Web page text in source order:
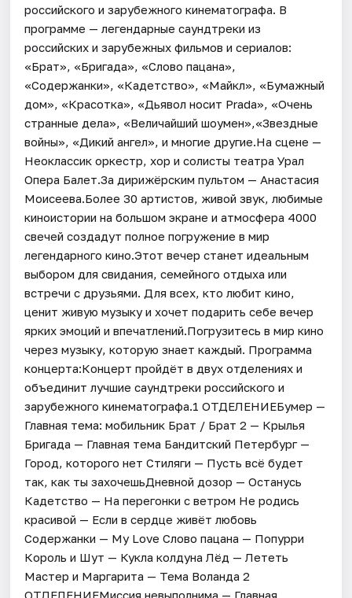
российского и зарубежного кинематографа. В
программе — легендарные саундтреки из
российских и зарубежных фильмов и сериалов:
«Брат», «Бригада», «Слово пацана»,
«Содержанки», «Кадетство», «Майкл», «Бумажный
дом», «Красотка», «Дьявол носит Prada», «Очень
странные дела», «Величайший шоумен»,«Звездные
войны», «Дикий ангел», и многие другие.На сцене —
Неоклассик оркестр, хор и солисты театра Урал
Опера Балет.За дирижёрским пультом — Анастасия
Моисеева.Более 30 артистов, живой звук, любимые
киноистории на большом экране и атмосфера 4000
свечей создадут полное погружение в мир
легендарного кино.Этот вечер станет идеальным
выбором для свидания, семейного отдыха или
встречи с друзьями. Для всех, кто любит кино,
ценит живую музыку и хочет подарить себе вечер
ярких эмоций и впечатлений.Погрузитесь в мир кино
через музыку, которую знает каждый. Программа
концерта:Концерт пройдёт в двух отделениях и
объединит лучшие саундтреки российского и
зарубежного кинематографа.1 ОТДЕЛЕНИЕБумер —
Главная тема: мобильник Брат / Брат 2 — Крылья
Бригада — Главная тема Бандитский Петербург —
Город, которого нет Стиляги — Пусть всё будет
так, как ты захочешьДневной дозор — Останусь
Кадетство — На перегонки с ветром Не родись
красивой — Если в сердце живёт любовь
Содержанки — My Love Слово пацана — Попурри
Король и Шут — Кукла колдуна Лёд — Лететь
Мастер и Маргарита — Тема Воланда 2
ОТДЕЛЕНИЕМиссия невыполнима — Главная